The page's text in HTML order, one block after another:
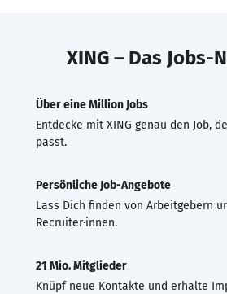
XING – Das Jobs-
Über eine Million Jobs
Entdecke mit XING genau den Job,
passt.
Persönliche Job-Angebote
Lass Dich finden von Arbeitgebern
Recruiter·innen.
21 Mio. Mitglieder
Knüpf neue Kontakte und erhalte